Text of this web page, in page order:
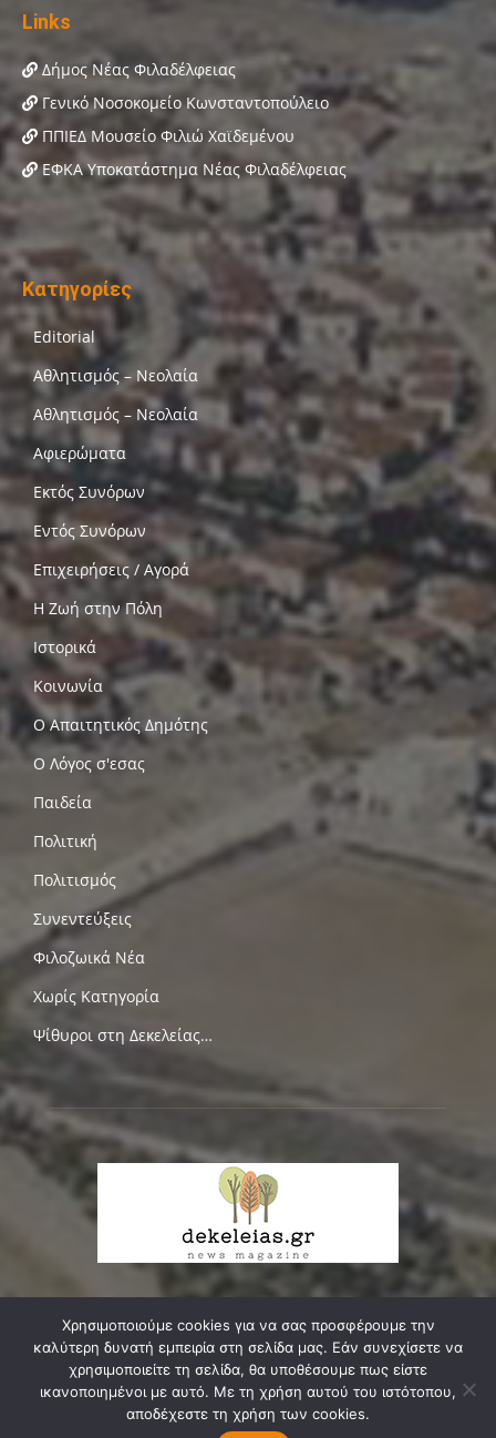
Links
Δήμος Νέας Φιλαδέλφειας
Γενικό Νοσοκομείο Κωνσταντοπούλειο
ΠΠΙΕΔ Μουσείο Φιλιώ Χαϊδεμένου
ΕΦΚΑ Υποκατάστημα Νέας Φιλαδέλφειας
Κατηγορίες
Editorial
Αθλητισμός – Νεολαία
Αθλητισμός – Νεολαία
Αφιερώματα
Εκτός Συνόρων
Εντός Συνόρων
Επιχειρήσεις / Αγορά
Η Ζωή στην Πόλη
Ιστορικά
Κοινωνία
Ο Απαιτητικός Δημότης
Ο Λόγος σ'εσας
Παιδεία
Πολιτική
Πολιτισμός
Συνεντεύξεις
Φιλοζωικά Νέα
Χωρίς Κατηγορία
Ψίθυροι στη Δεκελείας…
ΣΧΕΤΙΚΑ ΜΕ ΕΜΑΣ
Δεκελείας, ο δικός μας δρόμος, κεντρική αρτηρία της
κοινωνικής, οικιστικής και πολιτιστικής μας ενότητας,
Χρησιμοποιούμε cookies για να σας προσφέρουμε την
καλύτερη δυνατή εμπειρία στη σελίδα μας. Εάν συνεχίσετε να
χρησιμοποιείτε τη σελίδα, θα υποθέσουμε πως είστε
ικανοποιημένοι με αυτό. Με τη χρήση αυτού του ιστότοπου,
αποδέχεστε τη χρήση των cookies.